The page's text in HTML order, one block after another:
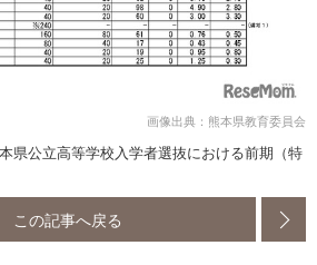
画像出典：熊本県教育委員会
県公立高等学校入学者選抜における前期（特
この記事へ戻る